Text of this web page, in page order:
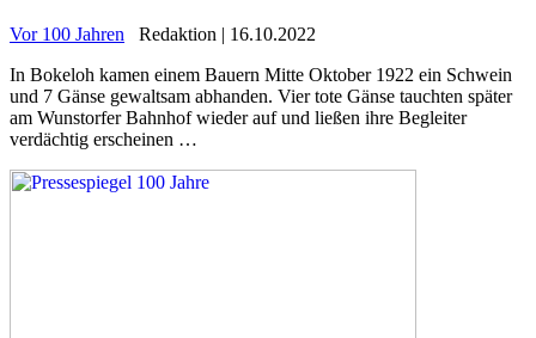
Vor 100 Jahren
Redaktion | 16.10.2022
In Bokeloh kamen einem Bauern Mitte Oktober 1922 ein Schwein
und 7 Gänse gewaltsam abhanden. Vier tote Gänse tauchten später
am Wunstorfer Bahnhof wieder auf und ließen ihre Begleiter
verdächtig erscheinen …